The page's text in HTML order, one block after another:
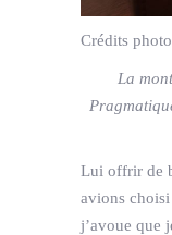
Crédits
La
Lui offrir de
avions
j’avoue que